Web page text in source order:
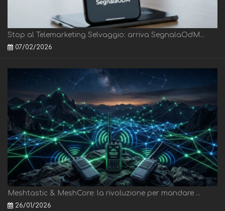
Stop al Telemarketing Selvaggio: arriva SegnalaOdM...
07/02/2026
Meshtastic & MeshCore: la rivoluzione per mandare ...
26/01/2026